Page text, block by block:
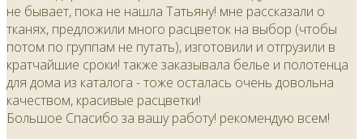
не бывает, пока не нашла Татьяну! мне рассказали о
тканях, предложили много расцветок на выбор (чтобы
потом по группам не путать), изготовили и отгрузили в
кратчайшие сроки! также заказывала белье и полотенца
для дома из каталога - тоже осталась очень довольна
качеством, красивые расцветки!
Большое Спасибо за вашу работу! рекомендую всем!